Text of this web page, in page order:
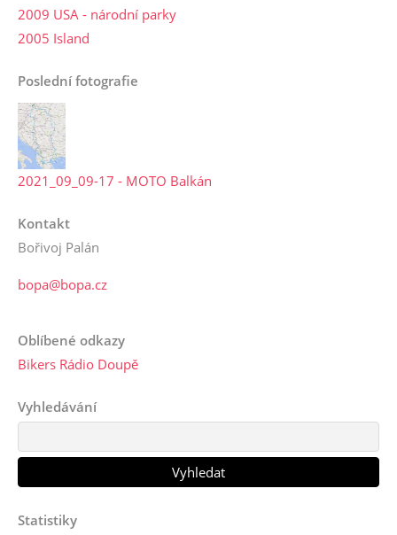
2009 USA - národní parky
2005 Island
Poslední fotografie
2021_09_09-17 - MOTO Balkán
Kontakt
Bořivoj Palán
bopa@bopa.cz
Oblíbené odkazy
Bikers Rádio Doupě
Vyhledávání
Statistiky